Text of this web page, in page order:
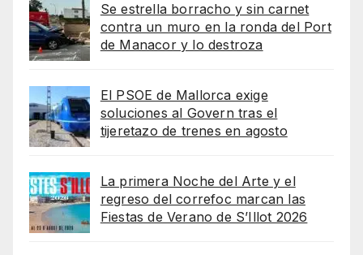
Se estrella borracho y sin carnet
contra un muro en la ronda del Port
de Manacor y lo destroza
El PSOE de Mallorca exige
soluciones al Govern tras el
tijeretazo de trenes en agosto
La primera Noche del Arte y el
regreso del correfoc marcan las
Fiestas de Verano de S’Illot 2026